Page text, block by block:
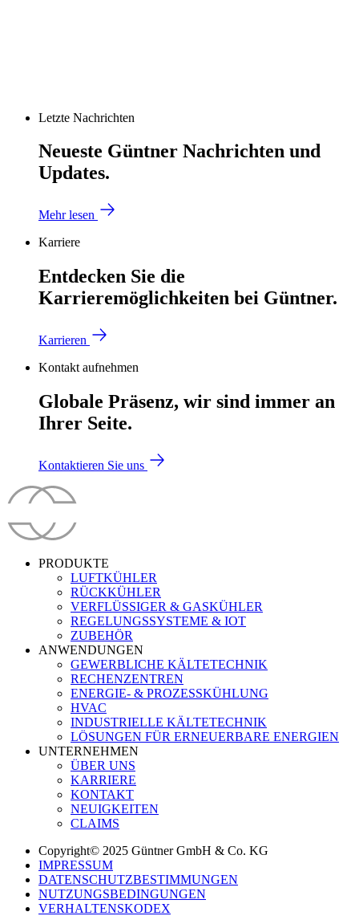
Letzte Nachrichten
Neueste Güntner Nachrichten und
Updates.
Mehr lesen
Karriere
Entdecken Sie die
Karrieremöglichkeiten bei Güntner.
Karrieren
Kontakt aufnehmen
Globale Präsenz, wir sind immer an
Ihrer Seite.
Kontaktieren Sie uns
PRODUKTE
LUFTKÜHLER
RÜCKKÜHLER
VERFLÜSSIGER & GASKÜHLER
REGELUNGSSYSTEME & IOT
ZUBEHÖR
ANWENDUNGEN
GEWERBLICHE KÄLTETECHNIK
RECHENZENTREN
ENERGIE- & PROZESSKÜHLUNG
HVAC
INDUSTRIELLE KÄLTETECHNIK
LÖSUNGEN FÜR ERNEUERBARE ENERGIEN
UNTERNEHMEN
ÜBER UNS
KARRIERE
KONTAKT
NEUIGKEITEN
CLAIMS
Copyright© 2025 Güntner GmbH & Co. KG
IMPRESSUM
DATENSCHUTZBESTIMMUNGEN
NUTZUNGSBEDINGUNGEN
VERHALTENSKODEX